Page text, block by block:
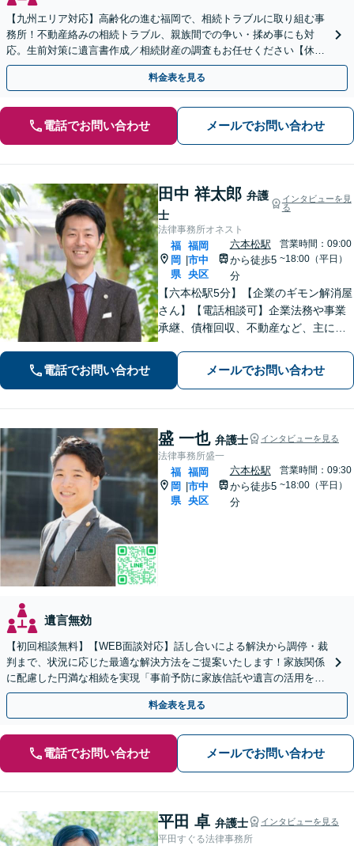
【九州エリア対応】高齢化の進む福岡で、相続トラブルに取り組む事
務所！不動産絡みの相続トラブル、親族間での争い・揉め事にも対
応。生前対策に遺言書作成／相続財産の調査もお任せください【休
日・夜間面談可】【完全個室】【六本松駅2分】
料金表を見る
電話でお問い合わせ メールでお問い合わせ
田中 祥太郎 弁護
士
インタビューを見
る
法律事務所オネスト
福
岡
県
福岡
市中
央区
六本松駅
から徒歩5
分
営業時間：09:00
~18:00（平日）
【六本松駅5分】【企業のギモン解消屋
さん】【電話相談可】企業法務や事業
承継、債権回収、不動産など、主に企
のみなさまが安心して本業に専念でき
るよう、法律に関するちょっとした疑
電話でお問い合わせ メールでお問い合わせ
盛 一也 弁護士 インタビューを見る
法律事務所盛一
福
岡
県
福岡
市中
央区
六本松駅
から徒歩5
分
営業時間：09:30
~18:00（平日）
遺言無効
【初回相談無料】【WEB面談対応】話し合いによる解決から調停・裁
判まで、状況に応じた最適な解決方法をご提案いたします！家族関係
に配慮した円満な相続を実現「事前予防に家族信託や遺言の活用を」
「相続税に関するご相談にも対応」【休日・夜間相談可】
料金表を見る
電話でお問い合わせ メールでお問い合わせ
平田 卓 弁護士 インタビューを見る
平田すぐる法律事務所